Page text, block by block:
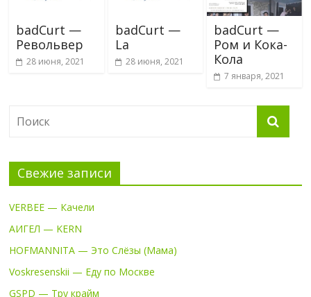
badCurt —
Револьвер
28 июня, 2021
badCurt —
La
28 июня, 2021
badCurt —
Ром и Кока-
Кола
7 января, 2021
Свежие записи
VERBEE — Качели
АИГЕЛ — KERN
HOFMANNITA — Это Слёзы (Мама)
Voskresenskii — Еду по Москве
GSPD — Тру крайм